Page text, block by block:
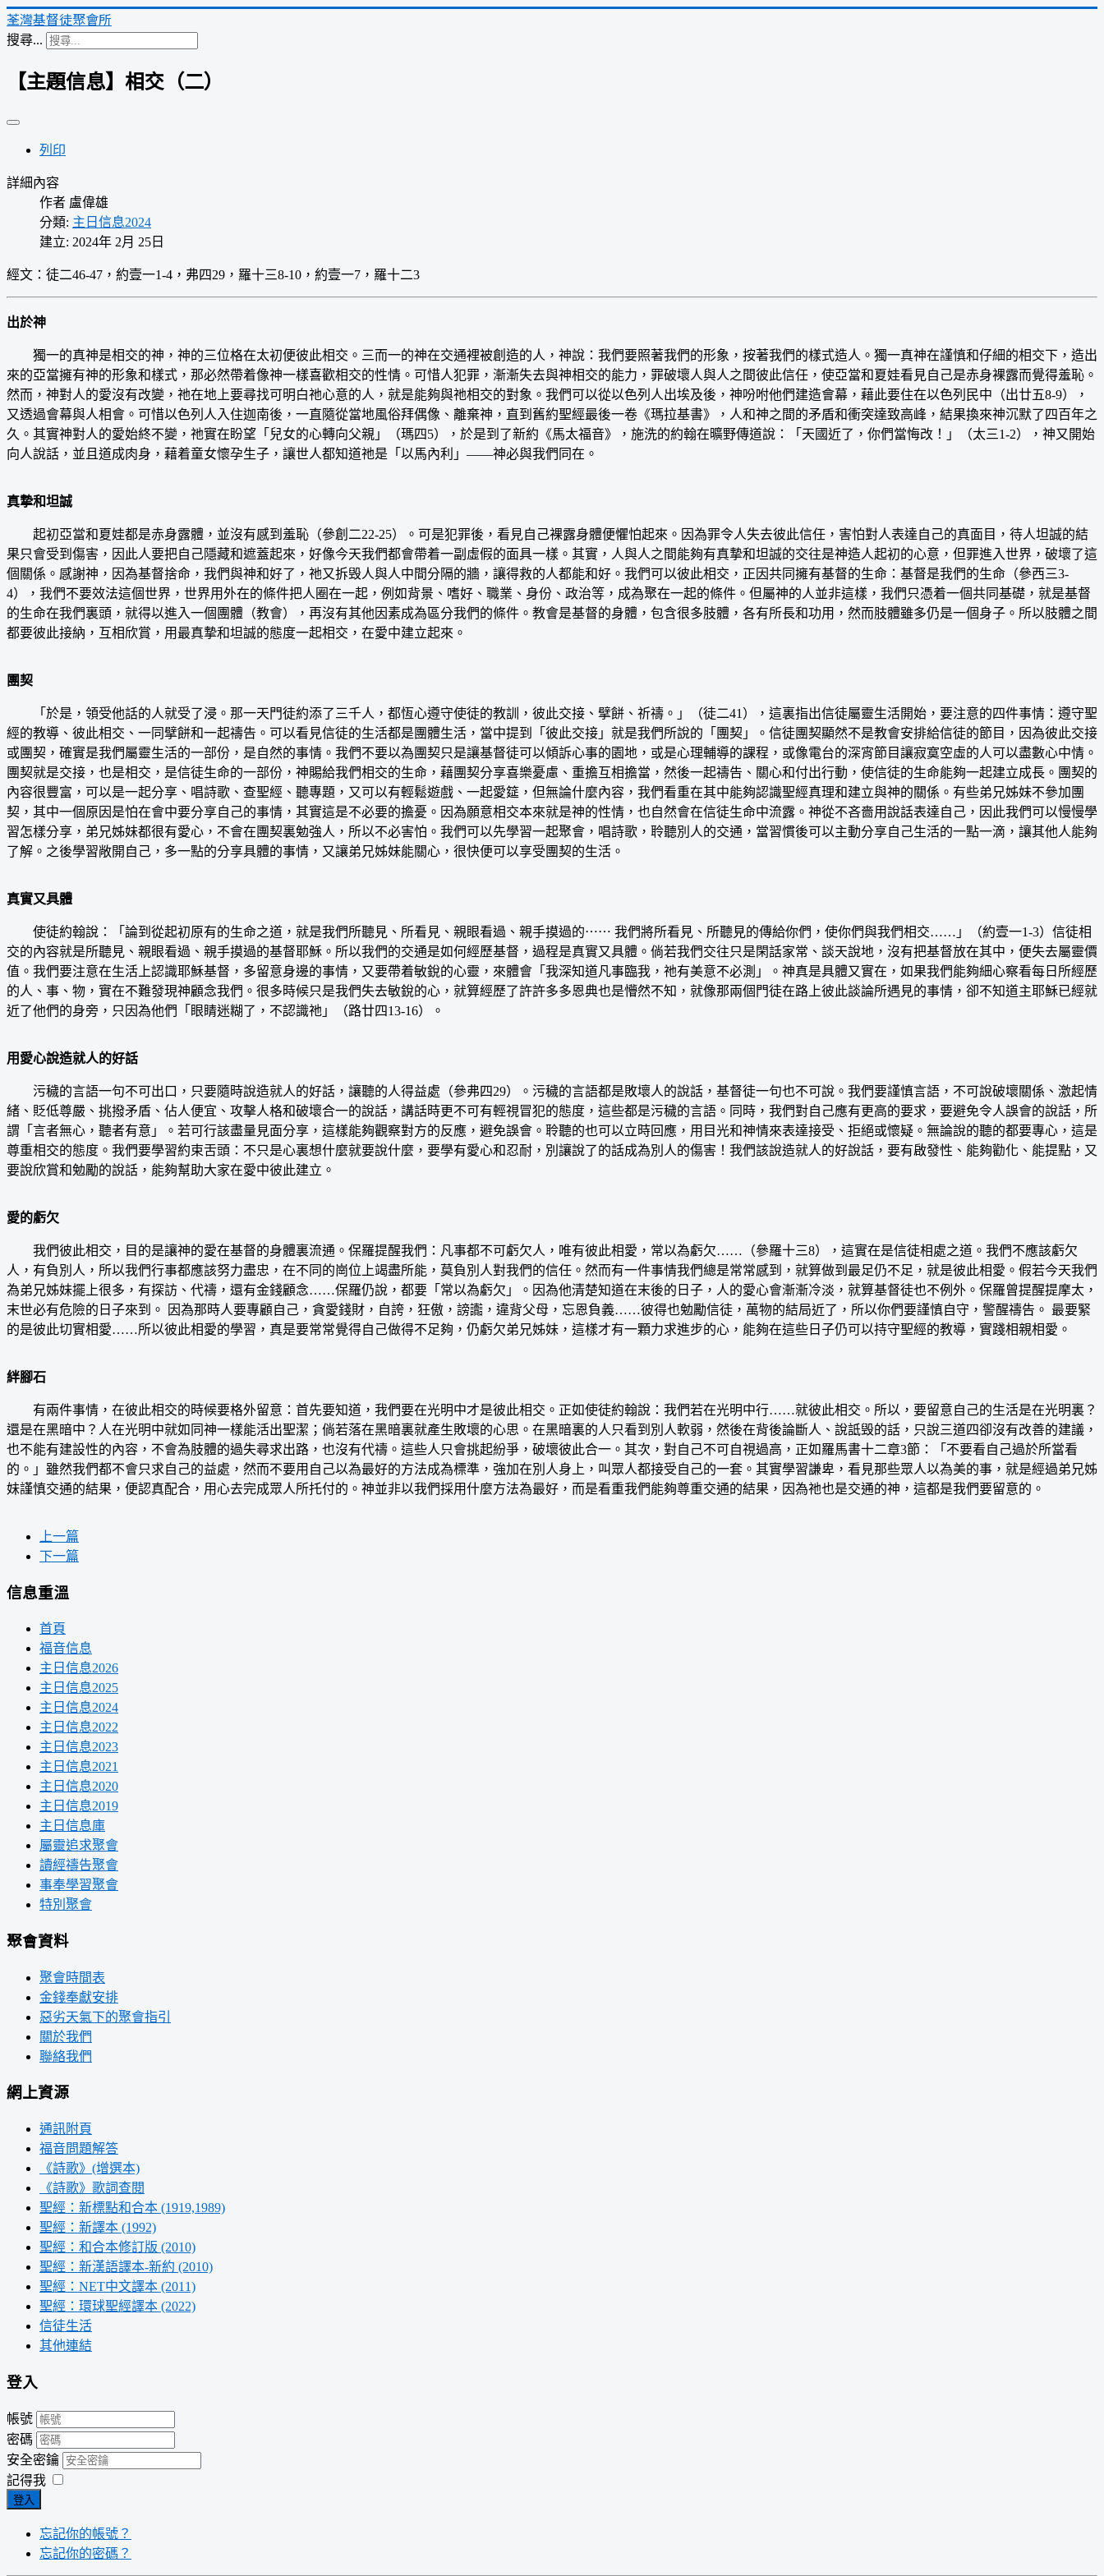
荃灣基督徒聚會所
搜尋...
【主題信息】相交（二）
列印
詳細內容
作者 盧偉雄
分類: 主日信息2024
建立: 2024年 2月 25日
經文：徒二46-47，約壹一1-4，弗四29，羅十三8-10，約壹一7，羅十二3
出於神
獨一的真神是相交的神，神的三位格在太初便彼此相交。三而一的神在交通裡被創造的人，神說：我們要照著我們的形象，按著我們的樣式造人。獨一真神在謹慎和仔細的相交下，造出
來的亞當擁有神的形象和樣式，那必然帶着像神一樣喜歡相交的性情。可惜人犯罪，漸漸失去與神相交的能力，罪破壞人與人之間彼此信任，使亞當和夏娃看見自己是赤身裸露而覺得羞恥。
然而，神對人的愛沒有改變，祂在地上要尋找可明白祂心意的人，就是能夠與祂相交的對象。我們可以從以色列人出埃及後，神吩咐他們建造會幕，藉此要住在以色列民中（出廿五8-9），
又透過會幕與人相會。可惜以色列人入住迦南後，一直隨從當地風俗拜偶像、離棄神，直到舊約聖經最後一卷《瑪拉基書》，人和神之間的矛盾和衝突達致高峰，結果換來神沉默了四百年之
久。其實神對人的愛始終不變，祂實在盼望「兒女的心轉向父親」（瑪四5），於是到了新約《馬太福音》，施洗的約翰在曠野傳道說：「天國近了，你們當悔改！」（太三1-2），神又開始
向人說話，並且道成肉身，藉着童女懷孕生子，讓世人都知道祂是「以馬內利」——神必與我們同在。
真摯和坦誠
起初亞當和夏娃都是赤身露體，並沒有感到羞恥（參創二22-25）。可是犯罪後，看見自己裸露身體便懼怕起來。因為罪令人失去彼此信任，害怕對人表達自己的真面目，待人坦誠的結
果只會受到傷害，因此人要把自己隱藏和遮蓋起來，好像今天我們都會帶着一副虛假的面具一樣。其實，人與人之間能夠有真摯和坦誠的交往是神造人起初的心意，但罪進入世界，破壞了這
個關係。感謝神，因為基督捨命，我們與神和好了，祂又拆毁人與人中間分隔的牆，讓得救的人都能和好。我們可以彼此相交，正因共同擁有基督的生命：基督是我們的生命（參西三3-
4），我們不要效法這個世界，世界用外在的條件把人圈在一起，例如背景、嗜好、職業、身份、政治等，成為聚在一起的條件。但屬神的人並非這樣，我們只憑着一個共同基礎，就是基督
的生命在我們裏頭，就得以進入一個團體（教會），再沒有其他因素成為區分我們的條件。教會是基督的身體，包含很多肢體，各有所長和功用，然而肢體雖多仍是一個身子。所以肢體之間
都要彼此接納，互相欣賞，用最真摯和坦誠的態度一起相交，在愛中建立起來。
團契
「於是，領受他話的人就受了浸。那一天門徒約添了三千人，都恆心遵守使徒的教訓，彼此交接、擘餅、祈禱。」（徒二41），這裏指出信徒屬靈生活開始，要注意的四件事情：遵守聖
經的教導、彼此相交、一同擘餅和一起禱告。可以看見信徒的生活都是團體生活，當中提到「彼此交接」就是我們所說的「團契」。信徒團契顯然不是教會安排給信徒的節目，因為彼此交接
或團契，確實是我們屬靈生活的一部份，是自然的事情。我們不要以為團契只是讓基督徒可以傾訴心事的園地，或是心理輔導的課程，或像電台的深宵節目讓寂寞空虛的人可以盡數心中情。
團契就是交接，也是相交，是信徒生命的一部份，神賜給我們相交的生命，藉團契分享喜樂憂慮、重擔互相擔當，然後一起禱告、關心和付出行動，使信徒的生命能夠一起建立成長。團契的
內容很豐富，可以是一起分享、唱詩歌、查聖經、聽專題，又可以有輕鬆遊戲、一起愛筵，但無論什麼內容，我們看重在其中能夠認識聖經真理和建立與神的關係。有些弟兄姊妹不參加團
契，其中一個原因是怕在會中要分享自己的事情，其實這是不必要的擔憂。因為願意相交本來就是神的性情，也自然會在信徒生命中流露。神從不吝嗇用說話表達自己，因此我們可以慢慢學
習怎樣分享，弟兄姊妹都很有愛心，不會在團契裏勉強人，所以不必害怕。我們可以先學習一起聚會，唱詩歌，聆聽別人的交通，當習慣後可以主動分享自己生活的一點一滴，讓其他人能夠
了解。之後學習敞開自己，多一點的分享具體的事情，又讓弟兄姊妹能關心，很快便可以享受團契的生活。
真實又具體
使徒約翰說：「論到從起初原有的生命之道，就是我們所聽見、所看見、親眼看過、親手摸過的⋯⋯ 我們將所看見、所聽見的傳給你們，使你們與我們相交……」（約壹一1-3）信徒相
交的內容就是所聽見、親眼看過、親手摸過的基督耶穌。所以我們的交通是如何經歷基督，過程是真實又具體。倘若我們交往只是閑話家常、談天說地，沒有把基督放在其中，便失去屬靈價
值。我們要注意在生活上認識耶穌基督，多留意身邊的事情，又要帶着敏銳的心靈，來體會「我深知道凡事臨我，祂有美意不必測」。神真是具體又實在，如果我們能夠細心察看每日所經歷
的人、事、物，實在不難發現神顧念我們。很多時候只是我們失去敏銳的心，就算經歷了許許多多恩典也是懵然不知，就像那兩個門徒在路上彼此談論所遇見的事情，卻不知道主耶穌已經就
近了他們的身旁，只因為他們「眼睛迷糊了，不認識祂」（路廿四13-16）。
用愛心說造就人的好話
污穢的言語一句不可出口，只要隨時說造就人的好話，讓聽的人得益處（參弗四29）。污穢的言語都是敗壞人的說話，基督徒一句也不可說。我們要謹慎言語，不可說破壞關係、激起情
緒、貶低尊嚴、挑撥矛盾、佔人便宜、攻擊人格和破壞合一的說話，講話時更不可有輕視冒犯的態度，這些都是污穢的言語。同時，我們對自己應有更高的要求，要避免令人誤會的說話，所
謂「言者無心，聽者有意」。若可行該盡量見面分享，這樣能夠觀察對方的反應，避免誤會。聆聽的也可以立時回應，用目光和神情來表達接受、拒絕或懷疑。無論說的聽的都要專心，這是
尊重相交的態度。我們要學習約束舌頭：不只是心裏想什麼就要說什麼，要學有愛心和忍耐，別讓說了的話成為別人的傷害！我們該說造就人的好說話，要有啟發性、能夠勸化、能提點，又
要說欣賞和勉勵的說話，能夠幫助大家在愛中彼此建立。
愛的虧欠
我們彼此相交，目的是讓神的愛在基督的身體裏流通。保羅提醒我們：凡事都不可虧欠人，唯有彼此相愛，常以為虧欠……（參羅十三8），這實在是信徒相處之道。我們不應該虧欠
人，有負別人，所以我們行事都應該努力盡忠，在不同的崗位上竭盡所能，莫負別人對我們的信任。然而有一件事情我們總是常常感到，就算做到最足仍不足，就是彼此相愛。假若今天我們
為弟兄姊妹擺上很多，有探訪、代禱，還有金錢顧念……保羅仍說，都要「常以為虧欠」。因為他清楚知道在末後的日子，人的愛心會漸漸冷淡，就算基督徒也不例外。保羅曾提醒提摩太，
末世必有危險的日子來到。 因為那時人要專顧自己，貪愛錢財，自誇，狂傲，謗讟，違背父母，忘恩負義……彼得也勉勵信徒，萬物的結局近了，所以你們要謹慎自守，警醒禱告。 最要緊
的是彼此切實相愛……所以彼此相愛的學習，真是要常常覺得自己做得不足夠，仍虧欠弟兄姊妹，這樣才有一顆力求進步的心，能夠在這些日子仍可以持守聖經的教導，實踐相親相愛。
絆腳石
有兩件事情，在彼此相交的時候要格外留意：首先要知道，我們要在光明中才是彼此相交。正如使徒約翰說：我們若在光明中行……就彼此相交。所以，要留意自己的生活是在光明裏？
還是在黑暗中？人在光明中就如同神一樣能活出聖潔；倘若落在黑暗裏就產生敗壞的心思。在黑暗裏的人只看到別人軟弱，然後在背後論斷人、說詆毁的話，只說三道四卻沒有改善的建議，
也不能有建設性的內容，不會為肢體的過失尋求出路，也沒有代禱。這些人只會挑起紛爭，破壞彼此合一。其次，對自己不可自視過高，正如羅馬書十二章3節：「不要看自己過於所當看
的。」雖然我們都不會只求自己的益處，然而不要用自己以為最好的方法成為標準，強加在別人身上，叫眾人都接受自己的一套。其實學習謙卑，看見那些眾人以為美的事，就是經過弟兄姊
妹謹慎交通的結果，便認真配合，用心去完成眾人所托付的。神並非以我們採用什麼方法為最好，而是看重我們能夠尊重交通的結果，因為祂也是交通的神，這都是我們要留意的。
上一篇
下一篇
信息重溫
首頁
福音信息
主日信息2026
主日信息2025
主日信息2024
主日信息2022
主日信息2023
主日信息2021
主日信息2020
主日信息2019
主日信息庫
屬靈追求聚會
讀經禱告聚會
事奉學習聚會
特別聚會
聚會資料
聚會時間表
金錢奉獻安排
惡劣天氣下的聚會指引
關於我們
聯絡我們
網上資源
通訊附頁
福音問題解答
《詩歌》(增選本)
《詩歌》歌詞查閱
聖經：新標點和合本 (1919,1989)
聖經：新譯本 (1992)
聖經：和合本修訂版 (2010)
聖經：新漢語譯本-新約 (2010)
聖經：NET中文譯本 (2011)
聖經：環球聖經譯本 (2022)
信徒生活
其他連結
登入
帳號
密碼
安全密鑰
記得我
登入
忘記你的帳號？
忘記你的密碼？